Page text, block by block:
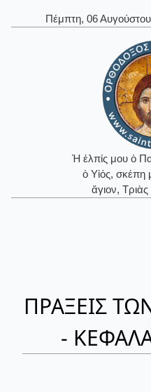
Πέμπτη, 06
Ἡ ἐλπίς μου ὁ
ὁ Υἱός, σκέπη
ἅγιον,
ΠΡΑΞΕΙΣ
-